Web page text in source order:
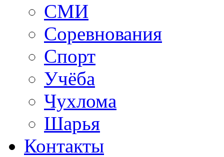
СМИ
Соревнования
Спорт
Учёба
Чухлома
Шарья
Контакты